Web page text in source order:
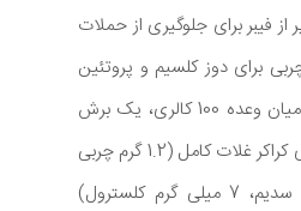
فیبر برای جلوگیری از حملات
برای دوز کلسیم و پروتئین
ترکیب کنید. برای یک میان وعده 100 کالری، یک برش
پنیر کم چرب را بین تری کراکر غلات کامل (1.2 گرم چربی
اشباع، 397 میلی گرم سدیم، 7 میلی گرم کلسترول)